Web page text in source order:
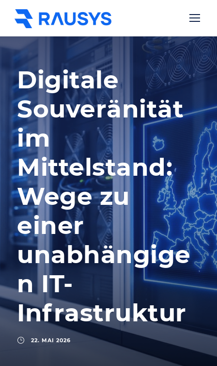
Digitale
Souveränität
im
Mittelstand:
Wege zu
einer
unabhängige
n IT-
Infrastruktur
22. MAI 2026